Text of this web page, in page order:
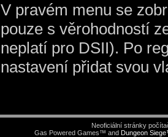
V pravém menu se
pouze s věrohodností
neplatí pro DSII). Po
nastavení přidat svou
Neoficiální stránky
Gas Powered Games™ and Dungeon